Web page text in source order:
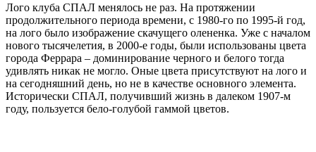
Лого клуба СПАЛ менялось не раз. На протяжении
продолжительного периода времени, с 1980-го по 1995-й год,
на лого было изображение скачущего олененка. Уже с началом
нового тысячелетия, в 2000-е годы, были использованы цвета
города Феррара – доминирование черного и белого тогда
удивлять никак не могло. Оные цвета присутствуют на лого и
на сегодняшний день, но не в качестве основного элемента.
Исторически СПАЛ, получивший жизнь в далеком 1907-м
году, пользуется бело-голубой гаммой цветов.